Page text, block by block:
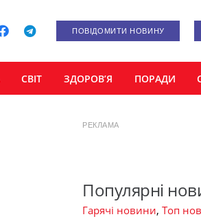
ПОВІДОМИТИ НОВИНУ
СВІТ ЗДОРОВ’Я ПОРАДИ
РЕКЛАМА
Популярні
Гарячі новини, Топ